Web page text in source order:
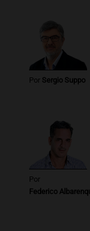
Episodios
Audio.
Club por
Noticias
Audio.
y
Panorama
Episodios
Por Sergio Suppo
Por
Federico